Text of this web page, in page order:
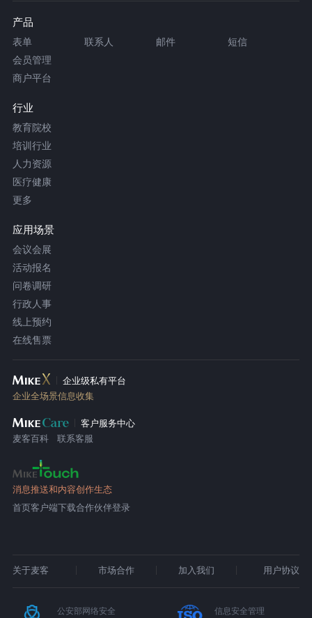
产品
表单 联系人 邮件
短信
会员管理
商户平台
行业
教育院校
培训行业
人力资源
医疗健康
更多
应用场景
会议会展
活动报名
问卷调研
行政人事
线上预约
在线售票
企业级私有平台
企业全场景信息收集
客户服务中心
麦客百科
联系客服
消息推送和内容创作生态
首页客户端下载合作伙伴登录
关于麦客 市场合作 加入我们 用户协议
公安部网络安全
信息安全管理